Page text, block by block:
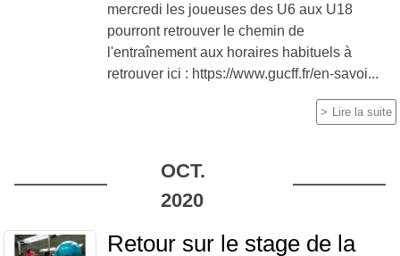
mercredi les joueuses des U6 aux U18
pourront retrouver le chemin de
l'entraînement aux horaires habituels à
retrouver ici : https://www.gucff.fr/en-savoi...
Lire la suite
OCT.
2020
Retour sur le stage de la